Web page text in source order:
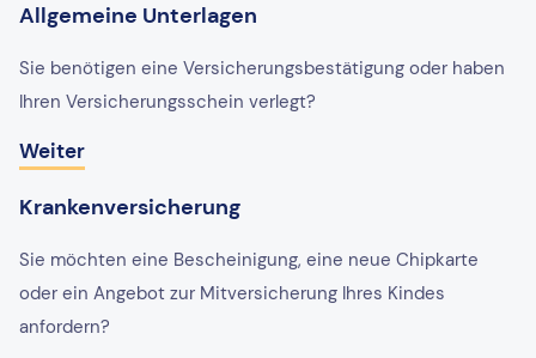
Allgemeine Unterlagen
Sie benötigen eine Versicherungsbestätigung oder haben
Ihren Versicherungsschein verlegt?
Weiter
Krankenversicherung
Sie möchten eine Bescheinigung, eine neue Chipkarte
oder ein Angebot zur Mitversicherung Ihres Kindes
anfordern?